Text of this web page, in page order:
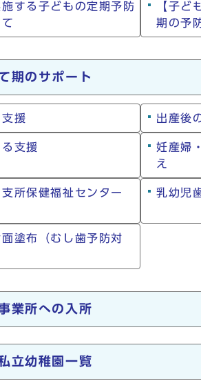
する子どもの定期予防
【子ど
期の予
期のサポート
援 出産後
支援
妊産婦
え
支所保健福祉センター
乳幼児
塗布（むし歯予防対
業所への入所
立幼稚園一覧